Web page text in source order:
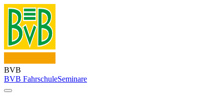
BVB
BVB FahrschuleSeminare